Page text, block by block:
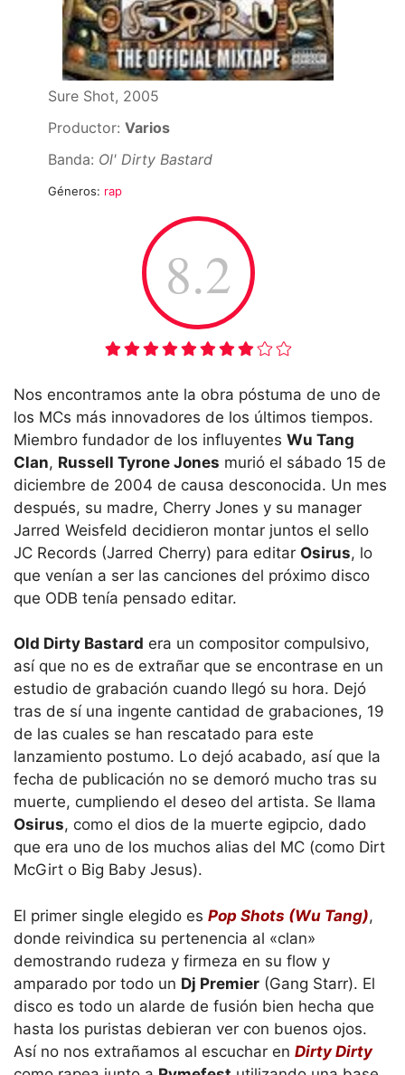
Sure Shot, 2005
Productor: Varios
Banda: Ol' Dirty Bastard
Géneros: rap
8.2
Nos encontramos ante la obra póstuma de uno de
los MCs más innovadores de los últimos tiempos.
Miembro fundador de los influyentes Wu Tang
Clan, Russell Tyrone Jones murió el sábado 15 de
diciembre de 2004 de causa desconocida. Un mes
después, su madre, Cherry Jones y su manager
Jarred Weisfeld decidieron montar juntos el sello
JC Records (Jarred Cherry) para editar Osirus, lo
que venían a ser las canciones del próximo disco
que ODB tenía pensado editar.
Old Dirty Bastard era un compositor compulsivo,
así que no es de extrañar que se encontrase en un
estudio de grabación cuando llegó su hora. Dejó
tras de sí una ingente cantidad de grabaciones, 19
de las cuales se han rescatado para este
lanzamiento postumo. Lo dejó acabado, así que la
fecha de publicación no se demoró mucho tras su
muerte, cumpliendo el deseo del artista. Se llama
Osirus, como el dios de la muerte egipcio, dado
que era uno de los muchos alias del MC (como Dirt
McGirt o Big Baby Jesus).
El primer single elegido es Pop Shots (Wu Tang),
donde reivindica su pertenencia al «clan»
demostrando rudeza y firmeza en su flow y
amparado por todo un Dj Premier (Gang Starr). El
disco es todo un alarde de fusión bien hecha que
hasta los puristas debieran ver con buenos ojos.
Así no nos extrañamos al escuchar en Dirty Dirty